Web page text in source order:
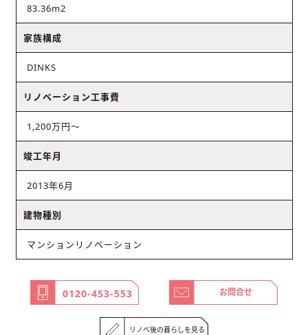
83.36m2
家族構成
DINKS
リノベーション工事費
1,200万円～
竣工年月
2013年6月
建物種別
マンションリノベーション
0120-453-553 お問合せ
リノベ後の暮らしを見る